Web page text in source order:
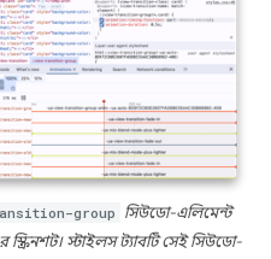
group সিউডো-এলিমেন্ট
স্টাইলস ট্যাবটি সেই সিউডো-